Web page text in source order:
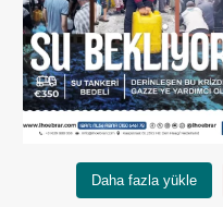
Daha fazla yükle